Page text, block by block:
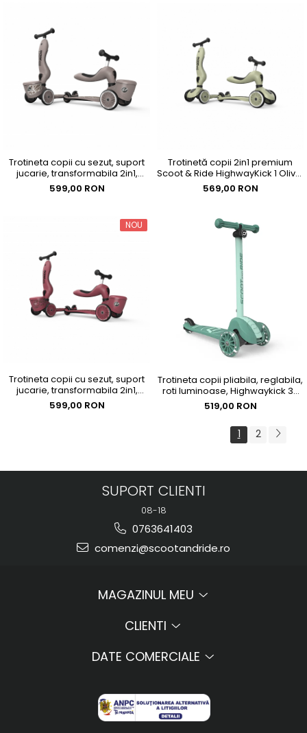
Trotineta copii cu sezut, suport
jucarie, transformabila 2in1,
HighwayKick 1 Lifestyle
Brownlines, 1-5 ani, pana la 50
599,00 RON
Trotinetă copii 2in1 premium
Scoot & Ride HighwayKick 1 Olive,
cu șezut, sistem anti-răsturnare,
reglabilă 1–5 ani (max. 50 kg)
569,00 RON
NOU
Trotineta copii cu sezut, suport
jucarie, transformabila 2in1,
HighwayKick 1 Lifestyle Wildcat, 1-
5 ani, pana la 50 kg, Scoot & Ride
599,00 RON
Trotineta copii pliabila, reglabila,
roti luminoase, Highwaykick 3S
Led Forest, 3+ ani, pana la 50 kg,
Scoot & Ride
519,00 RON
1 2
SUPORT CLIENTI
08-18
0763641403
comenzi@scootandride.ro
MAGAZINUL MEU
CLIENTI
DATE COMERCIALE